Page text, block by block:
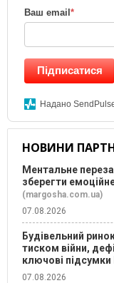
Ваш email *
Підписатися
Надано
НОВИНИ
Ментальне
зберегти
(margosha.com.ua)
07.08.2026
Будівельний
тиском війни,
ключові підсумки
07.08.2026